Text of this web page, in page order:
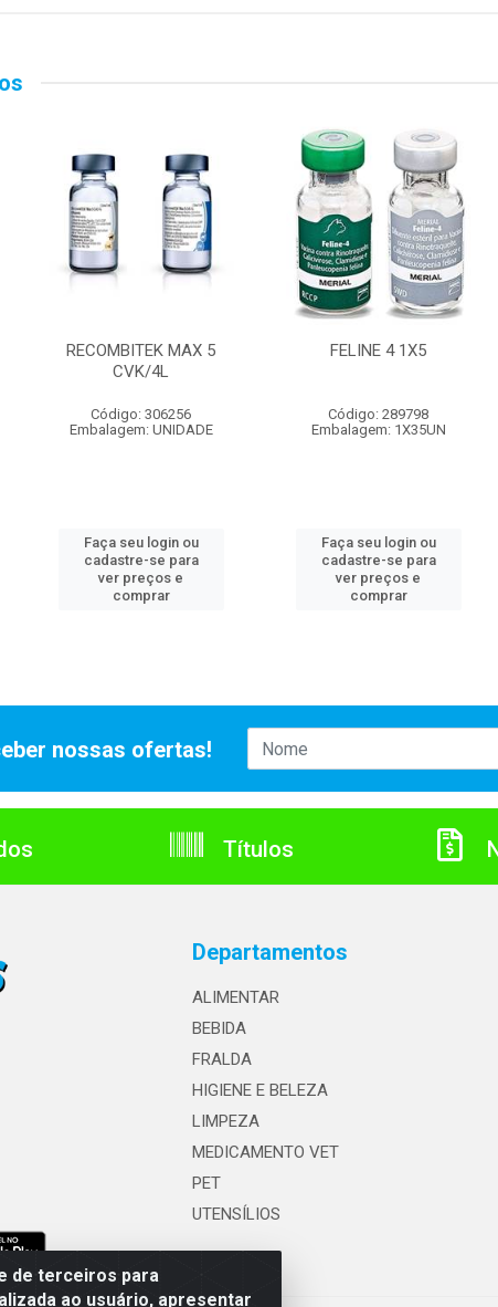
RECOMBITEK MAX 5
CVK/4L
Código: 306256
Embalagem: UNIDADE
Faça seu login ou
cadastre-se para
ver preços e
comprar
FELINE 4 1X5
Código: 289798
Embalagem: 1X35UN
Faça seu login ou
cadastre-se para
ver preços e
comprar
de terceiros para
ao usuário, apresentar
nossas ofertas!
Títulos
Departamentos
ALIMENTAR
BEBIDA
FRALDA
HIGIENE E BELEZA
LIMPEZA
MEDICAMENTO VET
PET
UTENSÍLIOS